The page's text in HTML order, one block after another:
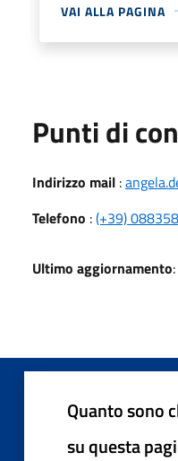
VAI ALLA PAGINA
Punti di
Indirizzo mail :
Telefono :(+39)
Ultimo aggiornamento
Quanto sono
su questa